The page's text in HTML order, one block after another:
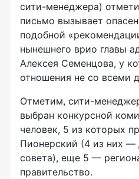
сити-менеджера)
письмо вызывает
подобной
нынешнего врио главы
Алексея Семенцова, у
отношения не со всеми
Отметим, сити-
выбран конкурсной
человек, 5 из которых
Пионерский (4 из них —
совета), еще 5 —
правительство.